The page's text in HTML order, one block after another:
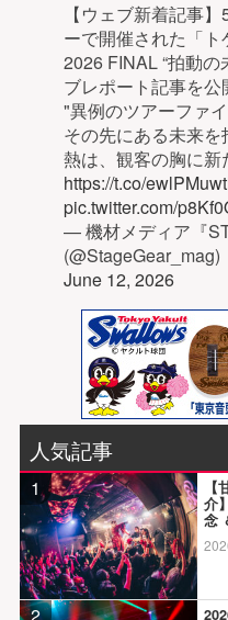
【ウェブ新着記事
ーで開催された「
2026 FINAL “拍動の
ブレポート記事を公
"異例のツアーファ
その先にある未来
熱は、観客の胸に
https://t.co/
pic.twitter.com/
— 機材メディア『
(@StageGear_mag)
June 12, 2026
人気記事
1
介
念